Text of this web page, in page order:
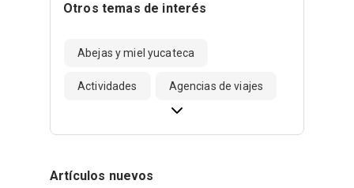
Otros temas de interés
Abejas y miel yucateca
Actividades Agencias de viajes
Artículos nuevos